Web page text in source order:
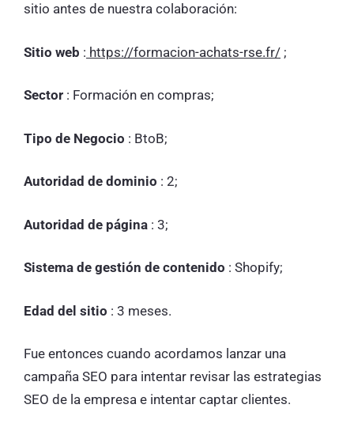
sitio antes de nuestra colaboración:
Sitio web : https://formacion-achats-rse.fr/ ;
Sector : Formación en compras;
Tipo de Negocio : BtoB;
Autoridad de dominio : 2;
Autoridad de página : 3;
Sistema de gestión de contenido : Shopify;
Edad del sitio : 3 meses.
Fue entonces cuando acordamos lanzar una
campaña SEO para intentar revisar las estrategias
SEO de la empresa e intentar captar clientes.